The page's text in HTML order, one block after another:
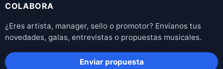
COLABORA
¿Eres artista, manager, sello o promotor? Envíanos tus
novedades, galas, entrevistas o propuestas musicales.
Enviar propuesta